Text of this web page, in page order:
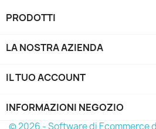
PRODOTTI
LA NOSTRA AZIENDA
IL TUO ACCOUNT
INFORMAZIONI NEGOZIO
© 2026 - Software di Ecommerce